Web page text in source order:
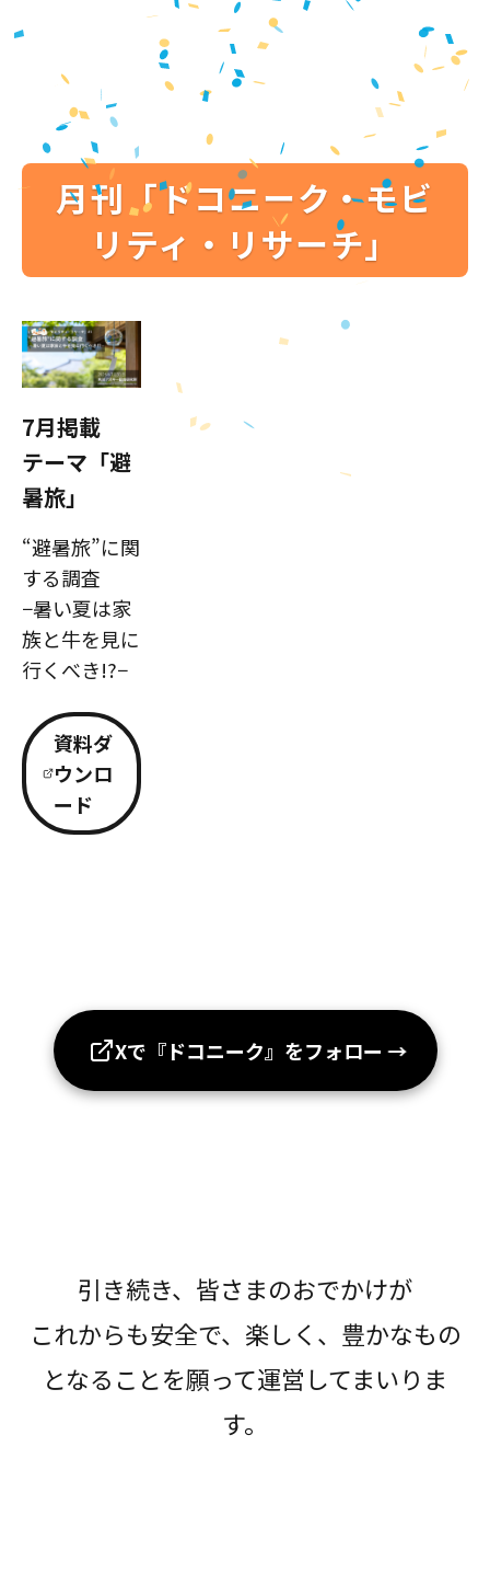
月刊「ドコニーク・モビ
リティ・リサーチ」
7月掲載
テーマ「避
暑旅」
“避暑旅”に関
する調査
−暑い夏は家
族と牛を見に
行くべき!?−
資料ダ
ウンロ
ード
Xで『ドコニーク』をフォロー →
引き続き、皆さまのおでかけが
これからも安全で、楽しく、豊かなもの
となることを願って運営してまいりま
す。